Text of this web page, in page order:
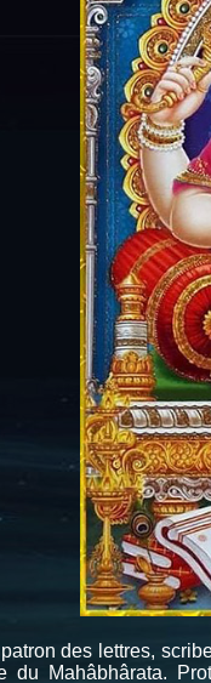
des lettres,
du Mahâbhârata.